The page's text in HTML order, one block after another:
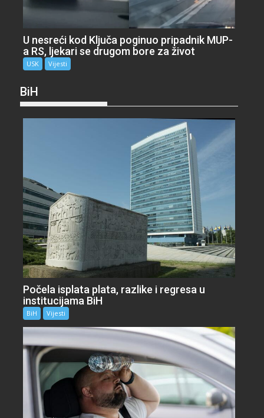
U nesreći kod Ključa poginuo pripadnik MUP-
a RS, ljekari se drugom bore za život
USK Vijesti
BiH
Počela isplata plata, razlike i regresa u
institucijama BiH
BiH Vijesti